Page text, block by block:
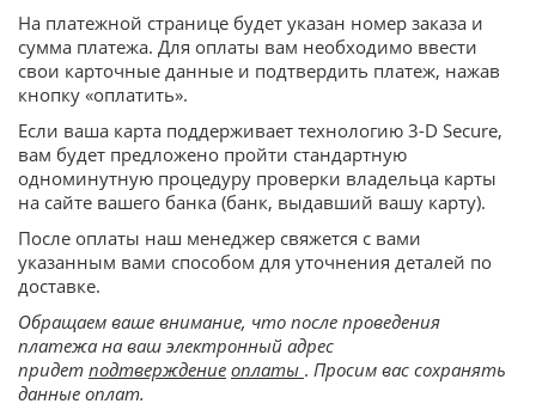
На платежной странице будет указан номер заказа и
сумма платежа. Для оплаты вам необходимо ввести
свои карточные данные и подтвердить платеж, нажав
кнопку «оплатить».
Если ваша карта поддерживает технологию 3-D Secure,
вам будет предложено пройти стандартную
одноминутную процедуру проверки владельца карты
на сайте вашего банка (банк, выдавший вашу карту).
После оплаты наш менеджер свяжется с вами
указанным вами способом для уточнения деталей по
доставке.
Обращаем ваше внимание, что после проведения
платежа на ваш электронный адрес
придет подтверждение оплаты . Просим вас сохранять
данные оплат.